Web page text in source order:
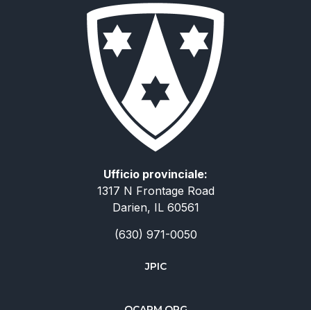
Ufficio provinciale:
1317 N Frontage Road
Darien, IL 60561
(630) 971-0050
JPIC